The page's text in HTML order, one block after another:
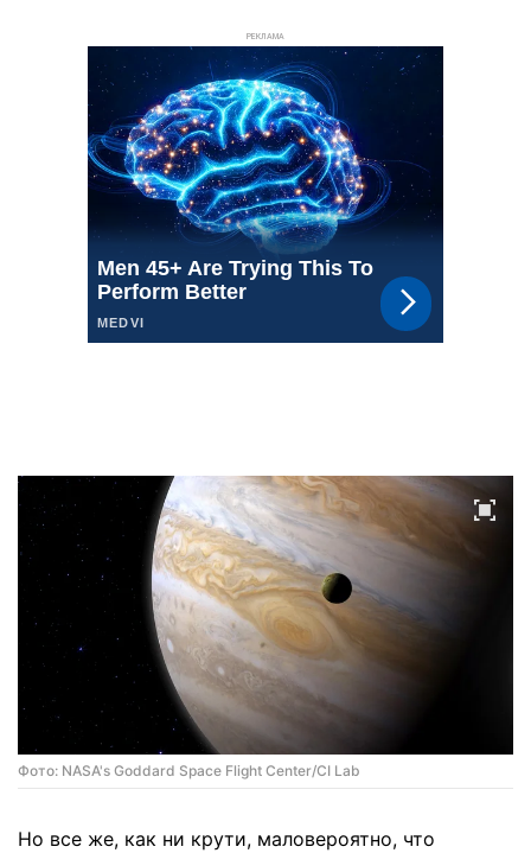
РЕКЛАМА
Фото: NASA's Goddard Space Flight Center/CI Lab
Но все же, как ни крути, маловероятно, что